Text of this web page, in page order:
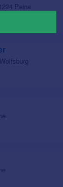
Peine